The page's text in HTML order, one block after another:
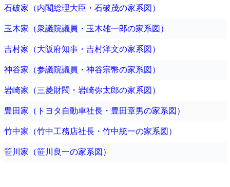
石破家（内閣総理大臣・石破茂の家系図）
玉木家（衆議院議員・玉木雄一郎の家系図）
吉村家（大阪府知事・吉村洋文の家系図）
神谷家（参議院議員・神谷宗幣の家系図）
岩崎家（三菱財閥・岩崎弥太郎の家系図）
豊田家（トヨタ自動車社長・豊田章男の家系図）
竹中家（竹中工務店社長・竹中統一の家系図）
笹川家（笹川良一の家系図）